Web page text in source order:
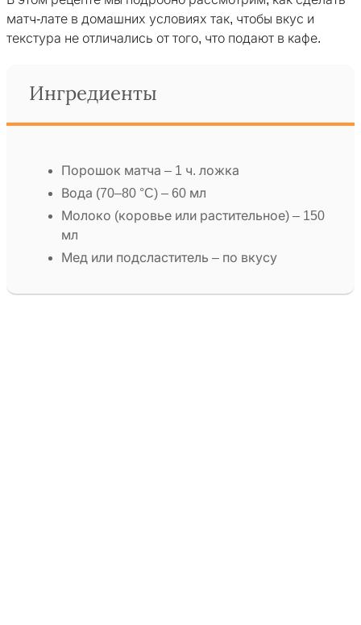
матч-лате в домашних условиях так, чтобы вкус и
текстура не отличались от того, что подают в кафе.
Ингредиенты
Порошок матча – 1 ч. ложка
Вода (70–80 °C) – 60 мл
Молоко (коровье или растительное) – 150
мл
Мед или подсластитель – по вкусу